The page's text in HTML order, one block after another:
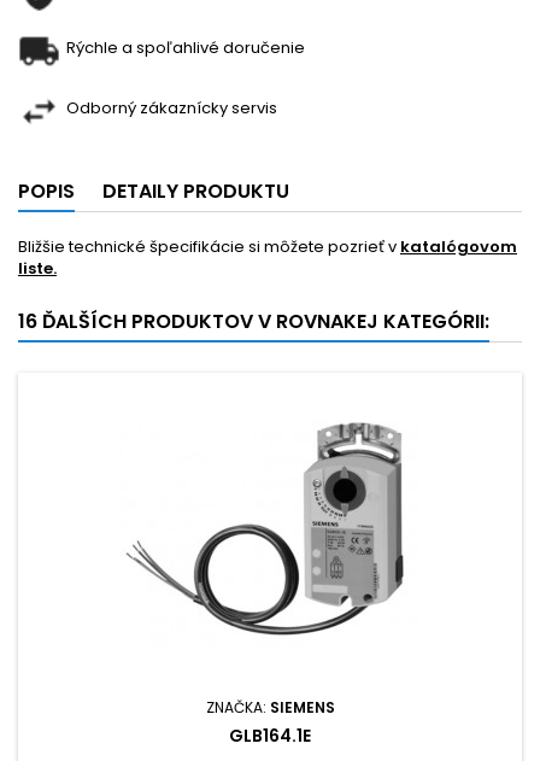
Rýchle a spoľahlivé doručenie
Odborný zákaznícky servis
POPIS DETAILY PRODUKTU
Bližšie technické špecifikácie si môžete pozrieť v katalógovom
liste.
16 ĎALŠÍCH PRODUKTOV V ROVNAKEJ KATEGÓRII:
ZNAČKA: SIEMENS
GLB164.1E